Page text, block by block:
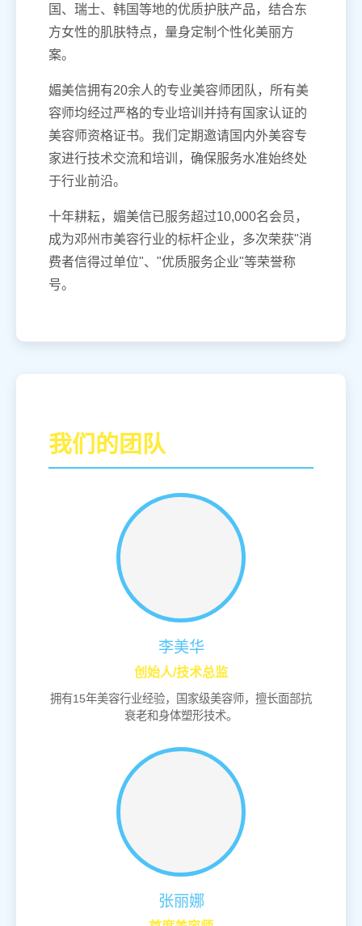
国、瑞士、韩国等地的优质护肤产品，结合东
方女性的肌肤特点，量身定制个性化美丽方
案。
媚美信拥有20余人的专业美容师团队，所有美
容师均经过严格的专业培训并持有国家认证的
美容师资格证书。我们定期邀请国内外美容专
家进行技术交流和培训，确保服务水准始终处
于行业前沿。
十年耕耘，媚美信已服务超过10,000名会员，
成为邓州市美容行业的标杆企业，多次荣获"消
费者信得过单位"、"优质服务企业"等荣誉称
号。
我们的团队
李美华
创始人/技术总监
拥有15年美容行业经验，国家级美容师，擅长面部抗
衰老和身体塑形技术。
张丽娜